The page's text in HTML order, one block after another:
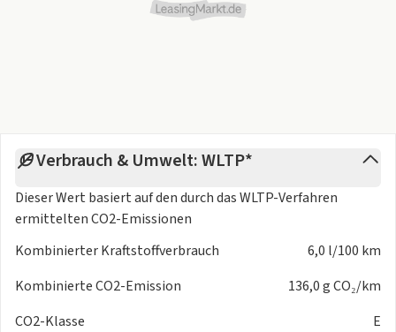
Verbrauch & Umwelt: WLTP*
Dieser Wert basiert auf den durch dasWLTP-Verfahren
ermittelten CO2-Emissionen
Kombinierter Kraftstoffverbrauch
6,0 l/100 km
Kombinierte CO2-Emission
136,0 g CO₂/km
CO2-Klasse
E